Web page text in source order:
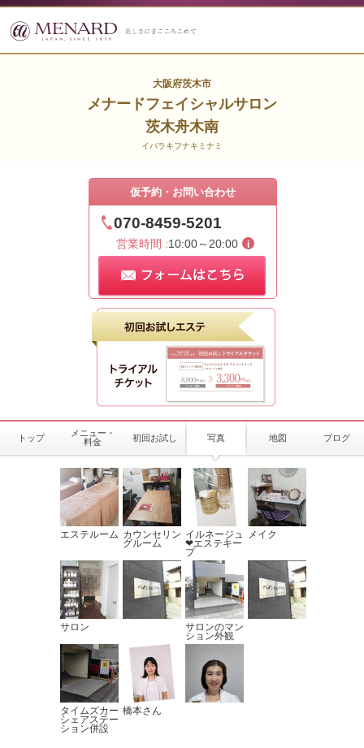
大阪府茨木市
メナードフェイシャルサロン
茨木舟木南
イバラキフナキミナミ
仮予約・お問い合わせ
070-8459-5201
営業時間 :10:00～20:00
トップ
メニュー・
料金
初回お試し 写真 地図 ブログ
エステルーム カウンセリン
グルーム
イルネージュ
❤エステキー
プ
メイク
サロン
サロンのマン
ション外観
タイムズカー
シェアステー
ション併設
橋本さん